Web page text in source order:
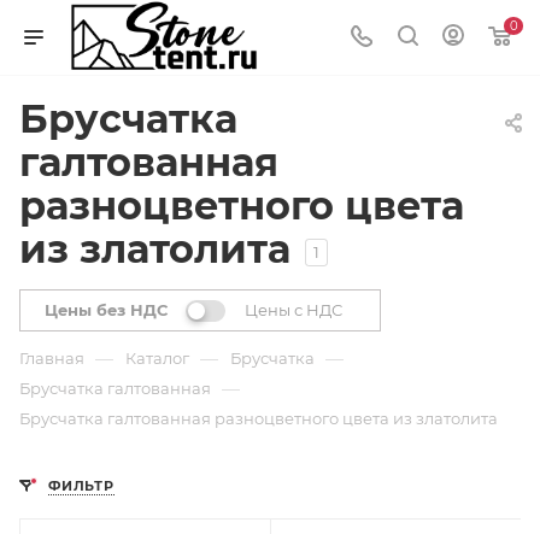
0
Брусчатка
галтованная
разноцветного цвета
из златолита
1
Цены без НДС Цены с НДС
Главная — Каталог — Брусчатка —
Брусчатка галтованная —
Брусчатка галтованная разноцветного цвета из златолита
ФИЛЬТР